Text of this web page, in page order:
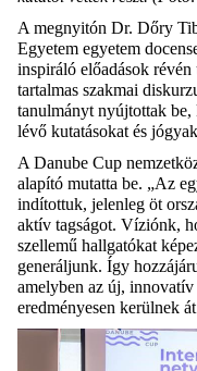
A megnyitón Dr. Dőry
Egyetem egyetem
inspiráló előadások
tartalmas szakmai
tanulmányt nyújtottak
lévő kutatásokat és
A Danube Cup
alapító mutatta be. „Az
indítottuk, jelenleg öt
aktív tagságot. Víziónk,
szellemű hallgatókat
generáljunk. Így
amelyben az új,
eredményesen kerülnek